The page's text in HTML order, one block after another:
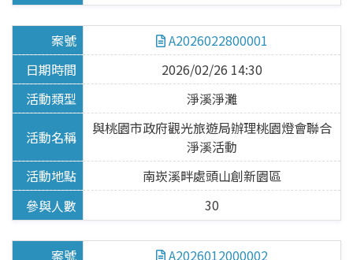
水污費徵收
自動連續監測
總量管制
畜牧糞尿資源化
影片專區
A2026022800001
2026/02/26 14:30
淨溪淨灘
與桃園市政府觀光旅遊局辦理桃園燈會聯合
淨溪活動
南崁溪畔處頭山創新園區
30
A2026012000002